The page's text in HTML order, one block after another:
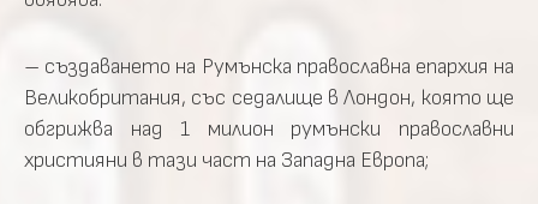
– създаването на Румънска православна епархия на
Великобритания, със седалище в Лондон, която ще
обгрижва над 1 милион румънски православни
християни в тази част на Западна Европа;